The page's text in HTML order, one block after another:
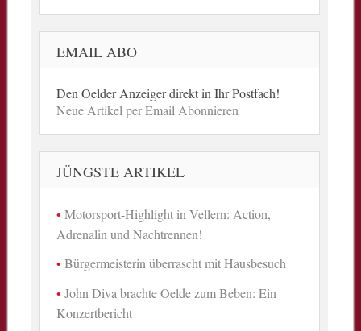
EMAIL ABO
Den Oelder Anzeiger direkt in Ihr Postfach!
Neue Artikel per Email Abonnieren
JÜNGSTE ARTIKEL
Motorsport-Highlight in Vellern: Action,
Adrenalin und Nachtrennen!
Bürgermeisterin überrascht mit Hausbesuch
John Diva brachte Oelde zum Beben: Ein
Konzertbericht